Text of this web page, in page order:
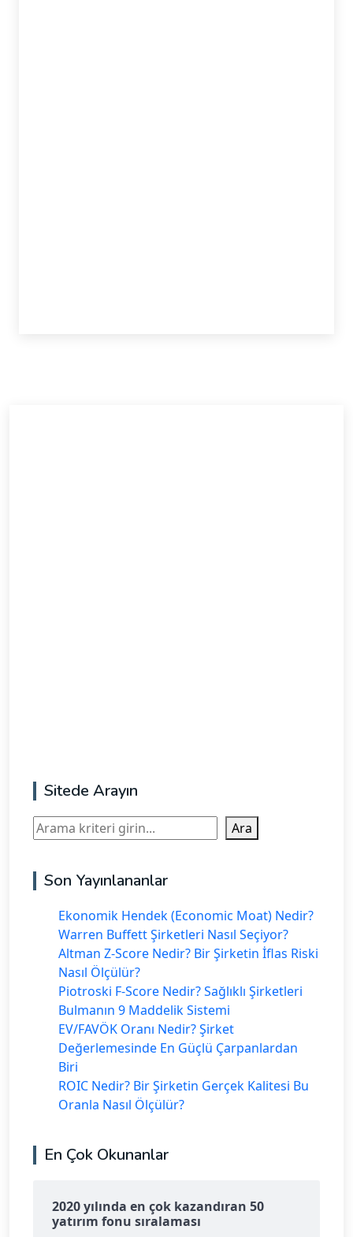
Sitede Arayın
Ara Ara
Son Yayınlananlar
Ekonomik Hendek (Economic Moat) Nedir?
Warren Buffett Şirketleri Nasıl Seçiyor?
Altman Z-Score Nedir? Bir Şirketin İflas Riski
Nasıl Ölçülür?
Piotroski F-Score Nedir? Sağlıklı Şirketleri
Bulmanın 9 Maddelik Sistemi
EV/FAVÖK Oranı Nedir? Şirket
Değerlemesinde En Güçlü Çarpanlardan
Biri
ROIC Nedir? Bir Şirketin Gerçek Kalitesi Bu
Oranla Nasıl Ölçülür?
En Çok Okunanlar
2020 yılında en çok kazandıran 50
yatırım fonu sıralaması